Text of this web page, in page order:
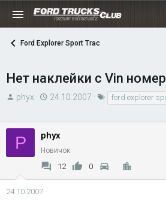
Ford Explorer Sport Trac
Нет наклейки с Vin
А
т
о
р
м
phyx
Д
т
а
н
а
24.10.2007
Т
г
ford explorer
P phyx
Новичок
12 0
24.10.2007